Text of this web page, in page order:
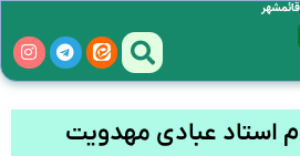
استاد عبادی مهدویت